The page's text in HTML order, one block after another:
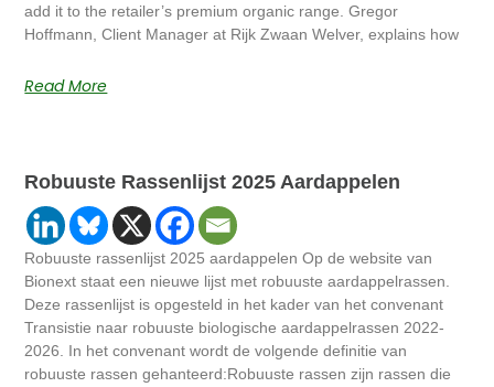
add it to the retailer’s premium organic range. Gregor
Hoffmann, Client Manager at Rijk Zwaan Welver, explains how
Read More
Robuuste Rassenlijst 2025 Aardappelen
Robuuste rassenlijst 2025 aardappelen Op de website van
Bionext staat een nieuwe lijst met robuuste aardappelrassen.
Deze rassenlijst is opgesteld in het kader van het convenant
Transistie naar robuuste biologische aardappelrassen 2022-
2026. In het convenant wordt de volgende definitie van
robuuste rassen gehanteerd:Robuuste rassen zijn rassen die